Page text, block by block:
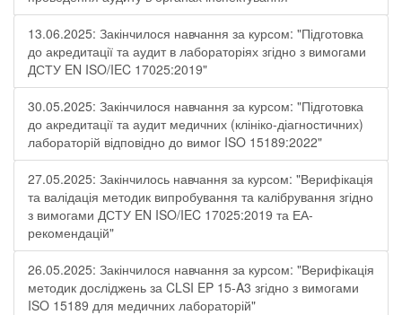
13.06.2025: Закінчилося навчання за курсом: "Підготовка
до акредитації та аудит в лабораторіях згідно з вимогами
ДСТУ EN ISO/IEC 17025:2019"
30.05.2025: Закінчилося навчання за курсом: "Підготовка
до акредитації та аудит медичних (клініко-діагностичних)
лабораторій відповідно до вимог ISO 15189:2022"
27.05.2025: Закінчилось навчання за курсом: "Верифікація
та валідація методик випробування та калібрування згідно
з вимогами ДСТУ EN ISO/IEC 17025:2019 та ЕА-
рекомендацій"
26.05.2025: Закінчилося навчання за курсом: "Верифікація
методик досліджень за CLSI EP 15-A3 згідно з вимогами
ISO 15189 для медичних лабораторій"